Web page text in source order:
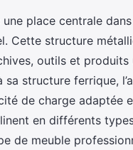
place centrale
Cette structure
outils et
structure ferrique,
de charge adaptée
en différents
de meuble